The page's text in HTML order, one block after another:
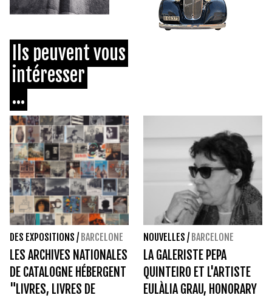
Ils peuvent vous
intéresser
...
DES EXPOSITIONS / BARCELONE
LES ARCHIVES NATIONALES
DE CATALOGNE HÉBERGENT
"LIVRES, LIVRES DE
NOUVELLES / BARCELONE
LA GALERISTE PEPA
QUINTEIRO ET L'ARTISTE
EULÀLIA GRAU, HONORARY